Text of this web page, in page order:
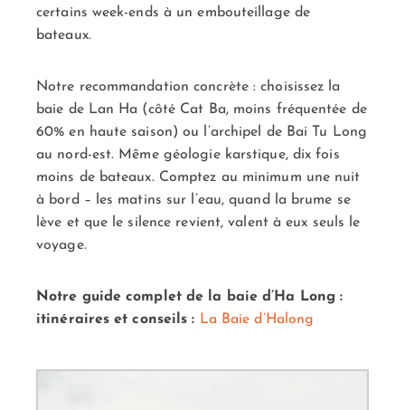
certains week-ends à un embouteillage de
bateaux.
Notre recommandation concrète : choisissez la
baie de Lan Ha (côté Cat Ba, moins fréquentée de
60% en haute saison) ou l’archipel de Bai Tu Long
au nord-est. Même géologie karstique, dix fois
moins de bateaux. Comptez au minimum une nuit
à bord – les matins sur l’eau, quand la brume se
lève et que le silence revient, valent à eux seuls le
voyage.
Notre guide complet de la baie d’Ha Long :
itinéraires et conseils : La Baie d’Halong